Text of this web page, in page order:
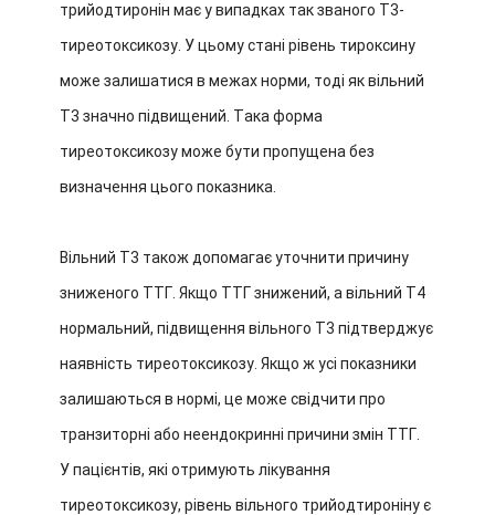
трийодтиронін має у випадках так званого T3-
тиреотоксикозу. У цьому стані рівень тироксину
може залишатися в межах норми, тоді як вільний
T3 значно підвищений. Така форма
тиреотоксикозу може бути пропущена без
визначення цього показника.
Вільний T3 також допомагає уточнити причину
зниженого ТТГ. Якщо ТТГ знижений, а вільний T4
нормальний, підвищення вільного T3 підтверджує
наявність тиреотоксикозу. Якщо ж усі показники
залишаються в нормі, це може свідчити про
транзиторні або неендокринні причини змін ТТГ.
У пацієнтів, які отримують лікування
тиреотоксикозу, рівень вільного трийодтироніну є